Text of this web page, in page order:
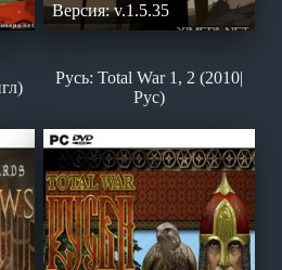
Версия: v.1.5.35
Русь: Total War 1, 2 (2010|
Рус)